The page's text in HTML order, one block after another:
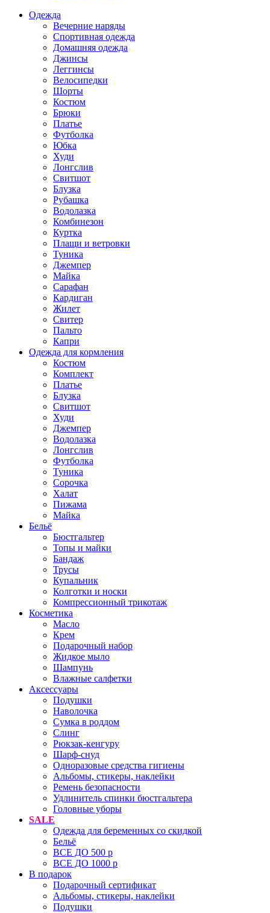
Одежда
Вечерние наряды
Спортивная одежда
Домашняя одежда
Джинсы
Леггинсы
Велосипедки
Шорты
Костюм
Брюки
Платье
Футболка
Юбка
Худи
Лонгслив
Свитшот
Блузка
Рубашка
Водолазка
Комбинезон
Куртка
Плащи и ветровки
Туника
Джемпер
Майка
Сарафан
Кардиган
Жилет
Свитер
Пальто
Капри
Одежда для кормления
Костюм
Комплект
Платье
Блузка
Свитшот
Худи
Джемпер
Водолазка
Лонгслив
Футболка
Туника
Сорочка
Халат
Пижама
Майка
Бельё
Бюстгальтер
Топы и майки
Бандаж
Трусы
Купальник
Колготки и носки
Компрессионный трикотаж
Косметика
Масло
Крем
Подарочный набор
Жидкое мыло
Шампунь
Влажные салфетки
Аксессуары
Подушки
Наволочка
Сумка в роддом
Cлинг
Рюкзак-кенгуру
Шарф-снуд
Одноразовые средства гигиены
Альбомы, стикеры, наклейки
Ремень безопасности
Удлинитель спинки бюстгальтера
Головные уборы
SALE
Одежда для беременных со скидкой
Бельё
ВСЕ ДО 500 р
ВСЕ ДО 1000 р
В подарок
Подарочный сертификат
Альбомы, стикеры, наклейки
Подушки